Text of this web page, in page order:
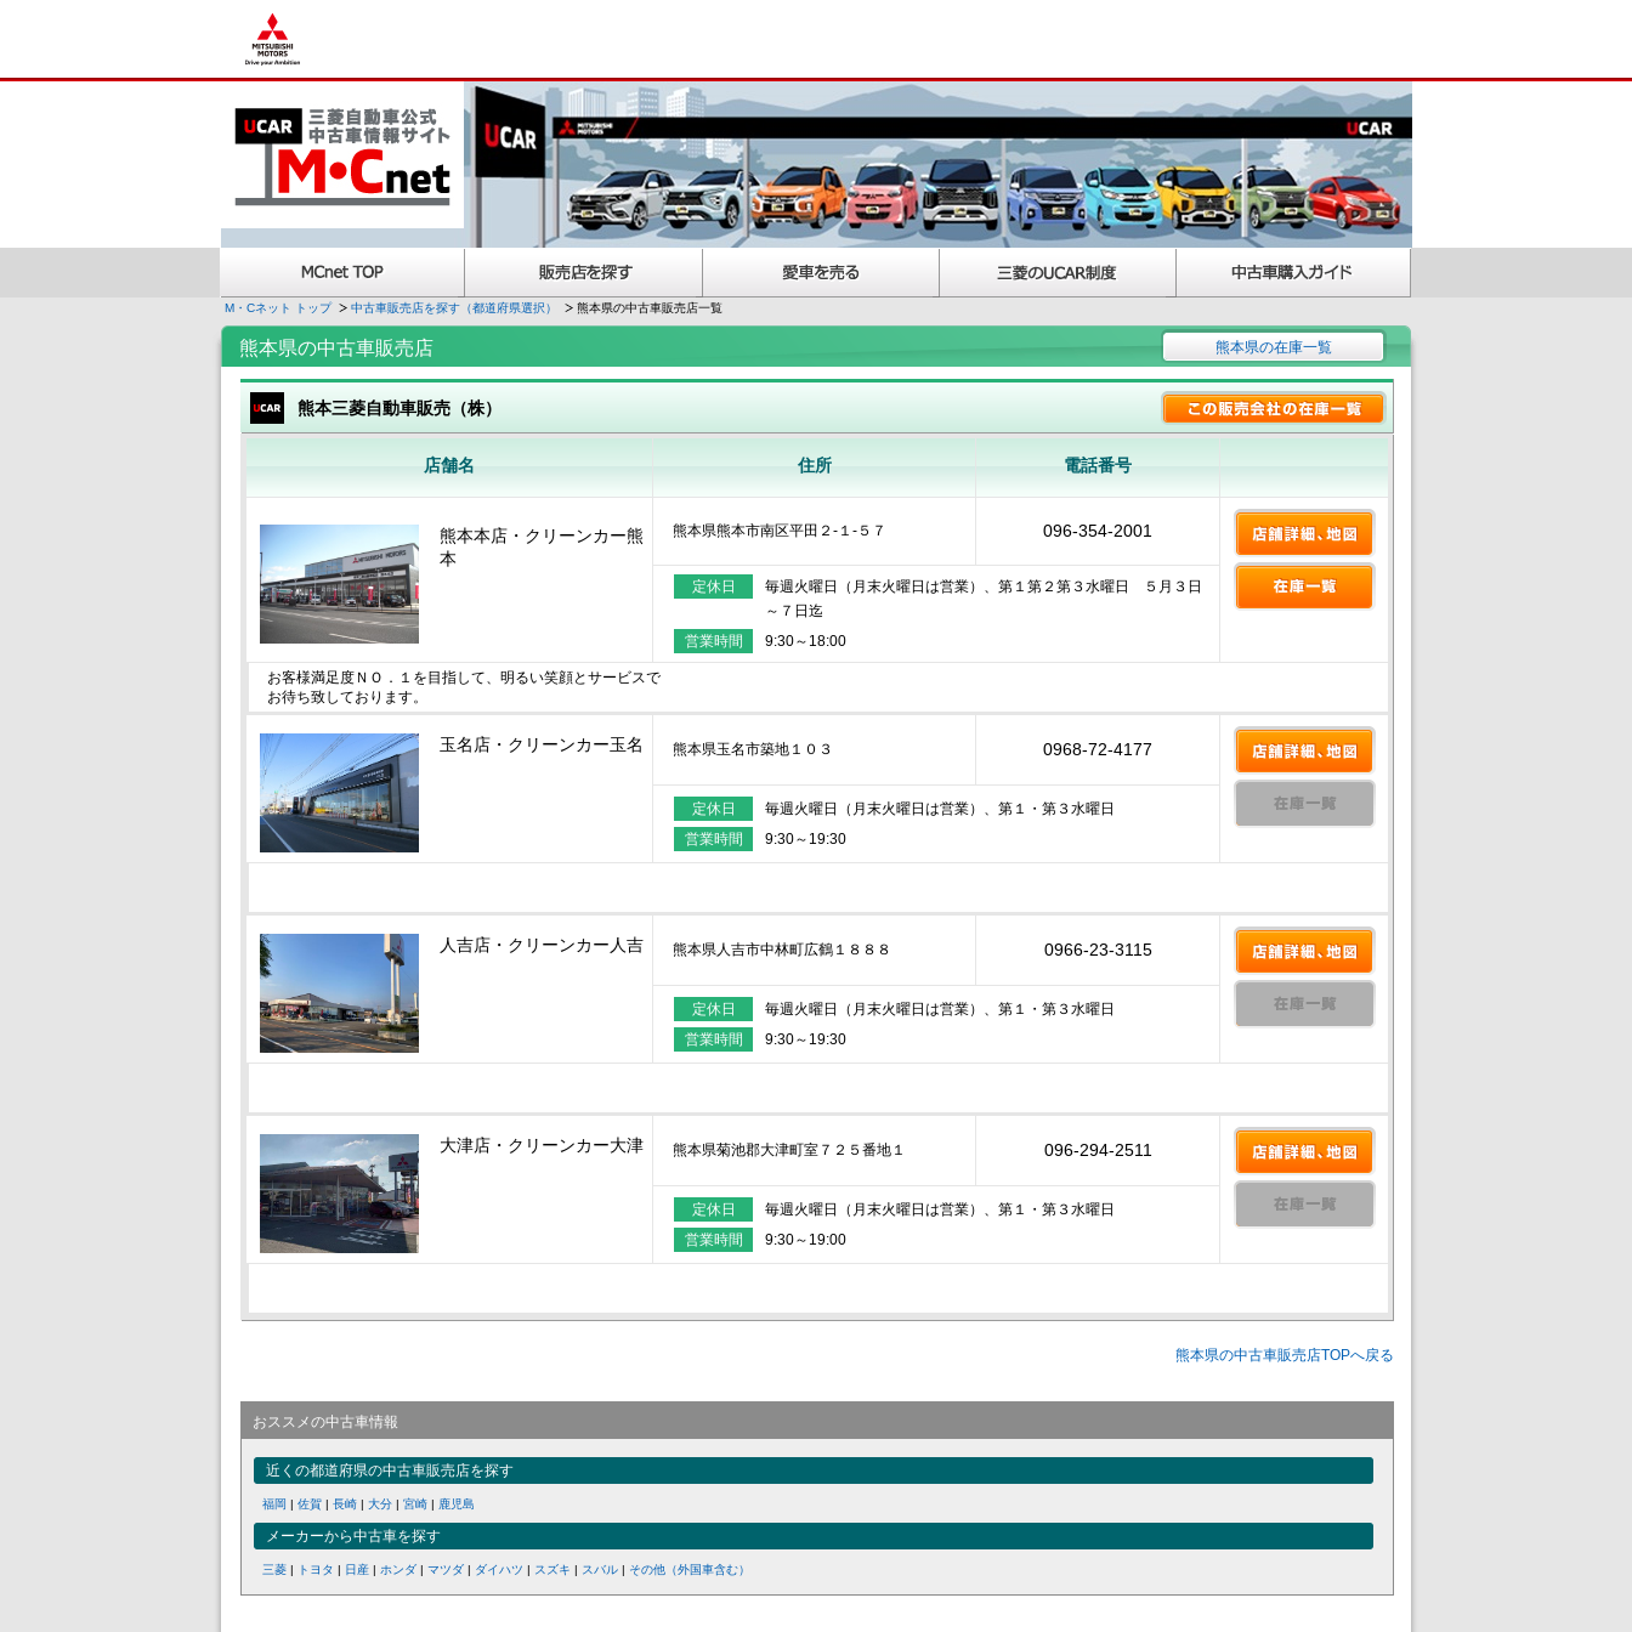
M・Cネット トップ 中古車販売店を探す（都道府県選択） 熊本県の中古車販売店一覧
熊本県の中古車販売店 熊本県の在庫一覧
熊本三菱自動車販売（株）
店舗名 住所 電話番号
熊本本店・クリーンカー熊
本
熊本県熊本市南区平田２‐１‐５７ 096-354-2001
定休日
毎週火曜日（月末火曜日は営業）、第１第２第３水曜日 ５月３日
～７日迄
営業時間
9:30～18:00
お客様満足度ＮＯ．１を目指して、明るい笑顔とサービスで
お待ち致しております。
玉名店・クリーンカー玉名 熊本県玉名市築地１０３ 0968-72-4177
定休日
毎週火曜日（月末火曜日は営業）、第１・第３水曜日
営業時間
9:30～19:30
人吉店・クリーンカー人吉 熊本県人吉市中林町広鶴１８８８ 0966-23-3115
定休日
毎週火曜日（月末火曜日は営業）、第１・第３水曜日
営業時間
9:30～19:30
大津店・クリーンカー大津 熊本県菊池郡大津町室７２５番地１ 096-294-2511
定休日
毎週火曜日（月末火曜日は営業）、第１・第３水曜日
営業時間
9:30～19:00
熊本県の中古車販売店TOPへ戻る
おススメの中古車情報
近くの都道府県の中古車販売店を探す
福岡 | 佐賀 | 長崎 | 大分 | 宮崎 | 鹿児島
メーカーから中古車を探す
三菱 | トヨタ | 日産 | ホンダ | マツダ | ダイハツ | スズキ | スバル | その他（外国車含む）